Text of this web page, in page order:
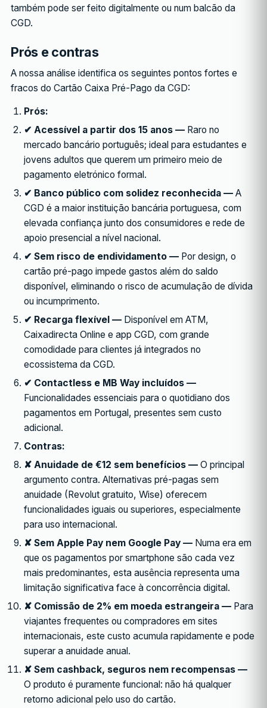
também pode ser feito digitalmente ou num balcão da
CGD.
Prós e contras
A nossa análise identifica os seguintes pontos fortes e
fracos do Cartão Caixa Pré-Pago da CGD:
Prós:
✔ Acessível a partir dos 15 anos — Raro no
mercado bancário português; ideal para estudantes e
jovens adultos que querem um primeiro meio de
pagamento eletrónico formal.
✔ Banco público com solidez reconhecida — A
CGD é a maior instituição bancária portuguesa, com
elevada confiança junto dos consumidores e rede de
apoio presencial a nível nacional.
✔ Sem risco de endividamento — Por design, o
cartão pré-pago impede gastos além do saldo
disponível, eliminando o risco de acumulação de dívida
ou incumprimento.
✔ Recarga flexível — Disponível em ATM,
Caixadirecta Online e app CGD, com grande
comodidade para clientes já integrados no
ecossistema da CGD.
✔ Contactless e MB Way incluídos —
Funcionalidades essenciais para o quotidiano dos
pagamentos em Portugal, presentes sem custo
adicional.
Contras:
✘ Anuidade de €12 sem benefícios — O principal
argumento contra. Alternativas pré-pagas sem
anuidade (Revolut gratuito, Wise) oferecem
funcionalidades iguais ou superiores, especialmente
para uso internacional.
✘ Sem Apple Pay nem Google Pay — Numa era em
que os pagamentos por smartphone são cada vez
mais predominantes, esta ausência representa uma
limitação significativa face à concorrência digital.
✘ Comissão de 2% em moeda estrangeira — Para
viajantes frequentes ou compradores em sites
internacionais, este custo acumula rapidamente e pode
superar a anuidade anual.
✘ Sem cashback, seguros nem recompensas —
O produto é puramente funcional: não há qualquer
retorno adicional pelo uso do cartão.